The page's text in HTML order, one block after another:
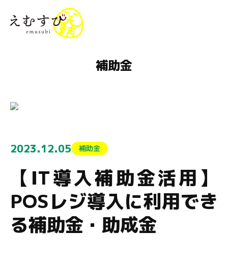
補助金
2023.12.05 補助金
【IT導入補助金活用】
POSレジ導入に利用でき
る補助金・助成金